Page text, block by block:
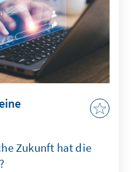
Zukunft hat die